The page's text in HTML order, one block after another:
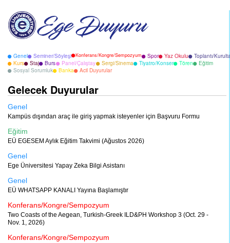
Genel Seminer/Söyleşi Konferans/Kongre/Sempozyum Spor Yaz Okulu
Toplantı/
Kurs
Staj Burs Panel/Çalıştay Sergi/Sinema Tiyatro/Konser Tören
Eğitim
Sosyal Sorumluk
Banka Acil Duyurular
Gelecek Duyurular
Genel
Kampüs dışından araç ile giriş yapmak isteyenler için Başvuru Formu
Eğitim
EÜ EGESEM Aylık Eğitim Takvimi (Ağustos 2026)
Genel
Ege Üniversitesi Yapay Zeka Bilgi Asistanı
Genel
EÜ WHATSAPP KANALI Yayına Başlamıştır
Konferans/Kongre/Sempozyum
Two Coasts of the Aegean, Turkish-Greek ILD&PH Workshop 3 (Oct. 29 -
Nov. 1, 2026)
Konferans/Kongre/Sempozyum